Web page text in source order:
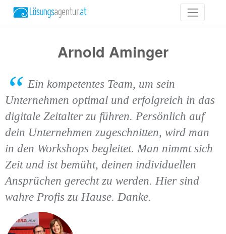
Arnold Aminger
Ein kompetentes Team, um sein
Unternehmen optimal und erfolgreich in das
digitale Zeitalter zu führen. Persönlich auf
dein Unternehmen zugeschnitten, wird man
in den Workshops begleitet. Man nimmt sich
Zeit und ist bemüht, deinen individuellen
Ansprüchen gerecht zu werden. Hier sind
wahre Profis zu Hause. Danke.